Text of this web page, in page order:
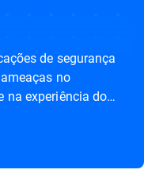
de segurança
no
na experiência do